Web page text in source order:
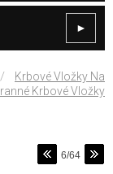
►
/
Krbové Vložky Na
Krbové Vložky
6/64